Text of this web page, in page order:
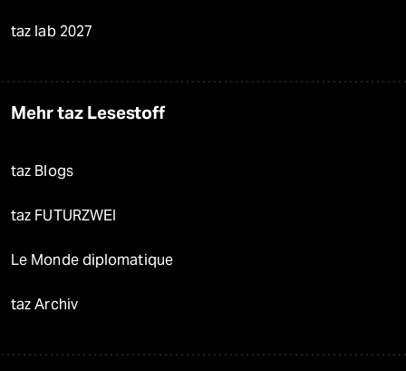
taz lab 2027
Mehr taz Lesestoff
taz Blogs
taz FUTURZWEI
Le Monde diplomatique
taz Archiv